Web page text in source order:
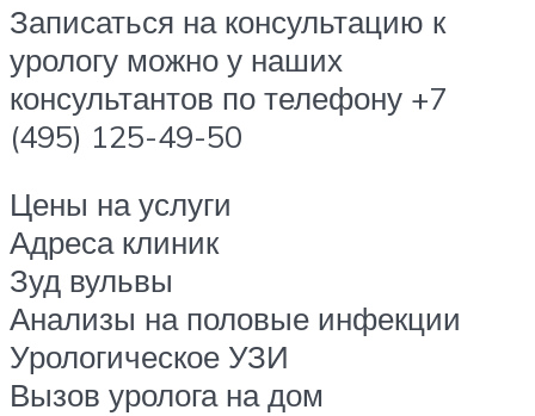
Записаться на консультацию к
урологу можно у наших
консультантов по телефону +7
(495) 125-49-50
Цены на услуги
Адреса клиник
Зуд вульвы
Анализы на половые инфекции
Урологическое УЗИ
Вызов уролога на дом